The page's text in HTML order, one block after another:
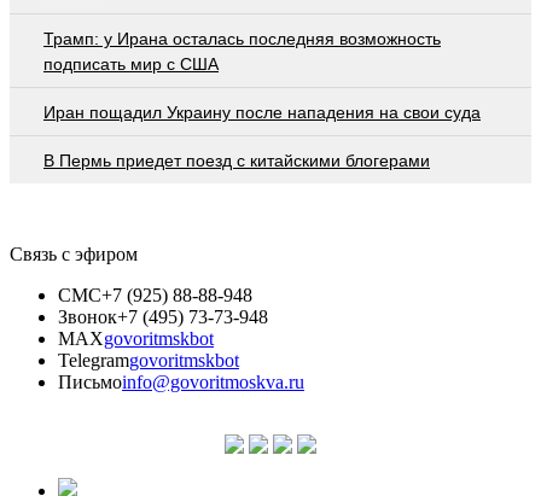
Трамп: у Ирана осталась последняя возможность
подписать мир с США
Иран пощадил Украину после нападения на свои суда
В Пермь приедет поезд с китайскими блогерами
Связь с эфиром
СМС+7 (925) 88-88-948
Звонок+7 (495) 73-73-948
MAXgovoritmskbot
Telegramgovoritmskbot
Письмоinfo@govoritmoskva.ru